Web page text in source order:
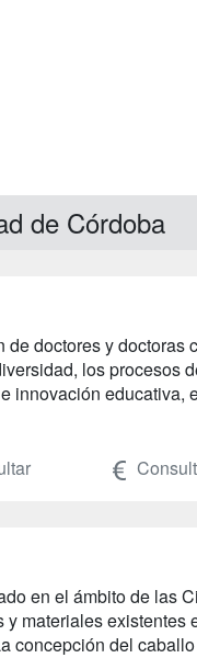
de Córdoba
doctores y doctoras
los procesos
innovación educativa,
en el ámbito de las
materiales existentes
concepción del